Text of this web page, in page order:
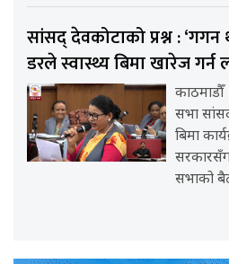
सांसद् देवकोटाको प्रश्न :
डरले स्वास्थ्य बिमा खारेज गर्न
काठमाडौँ
सभा
बिमा
सरकारसँग
सभाको